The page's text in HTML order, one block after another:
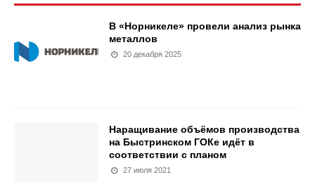
В «Норникеле» провели анализ рынка
металлов
20 декабря 2025
Наращивание объёмов производства
на Быстринском ГОКе идёт в
соответствии с планом
27 июля 2021